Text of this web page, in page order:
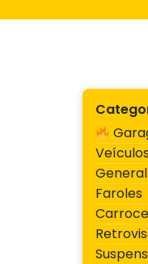
General
Faroles